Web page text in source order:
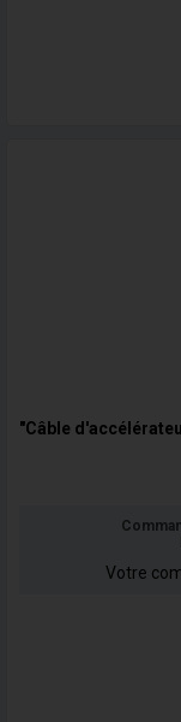
"Câble
Votre